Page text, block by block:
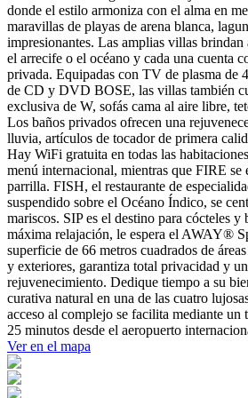
donde el estilo armoniza con el alma en
maravillas de playas de arena blanca,
impresionantes. Las amplias villas brindan
el arrecife o el océano y cada una cuenta
privada. Equipadas con TV de plasma de
de CD y DVD BOSE, las villas también
exclusiva de W, sofás cama al aire libre,
Los baños privados ofrecen una
lluvia, artículos de tocador de primera
Hay WiFi gratuita en todas las
menú internacional, mientras que FIRE se
parrilla. FISH, el restaurante de
suspendido sobre el Océano Índico, se
mariscos. SIP es el destino para cócteles y
máxima relajación, le espera el AWAY®
superficie de 66 metros cuadrados de
y exteriores, garantiza total privacidad y
rejuvenecimiento. Dedique tiempo a su
curativa natural en una de las cuatro
acceso al complejo se facilita mediante un
25 minutos desde el aeropuerto
Ver en el mapa